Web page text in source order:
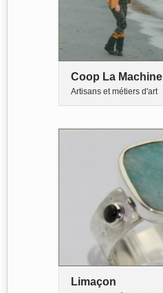
Coop La Machine
Artisans et métiers d'art
Limaçon